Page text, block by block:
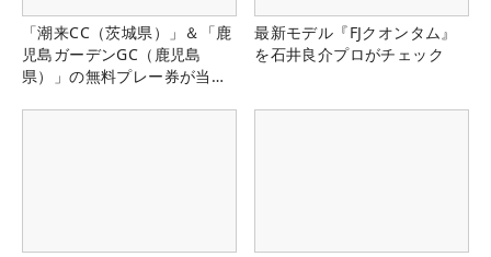
「潮来CC（茨城県）」＆「鹿
児島ガーデンGC（鹿児島
県）」の無料プレー券が当た
最新モデル『FJクオンタム』
を石井良介プロがチェック